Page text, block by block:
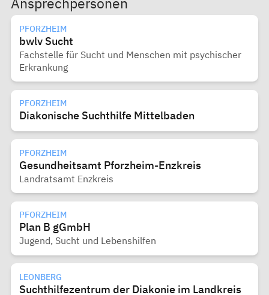
PFORZHEIM
bwlv Sucht
Fachstelle für Sucht und Menschen mit psychischer
Erkrankung
PFORZHEIM
Diakonische Suchthilfe Mittelbaden
PFORZHEIM
Gesundheitsamt Pforzheim-Enzkreis
Landratsamt Enzkreis
PFORZHEIM
Plan B gGmbH
Jugend, Sucht und Lebenshilfen
LEONBERG
Suchthilfezentrum der Diakonie im Landkreis